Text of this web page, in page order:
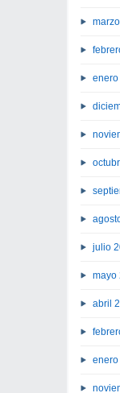
enero
julio
mayo
abril